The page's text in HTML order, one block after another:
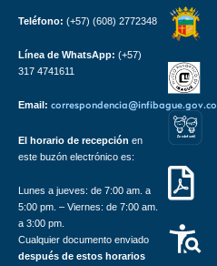
Teléfono: (+57) (608) 2772348
Línea de WhatsApp: (+57)
317 4741611
Email: correspondencia@infibague.gov.co
El horario de recepción en
este buzón electrónico es:
Lunes a jueves: de 7:00 am. a
5:00 pm. – Viernes: de 7:00 am.
a 3:00 pm.
Cualquier documento enviado
después de estos horarios
ZonaInfantil